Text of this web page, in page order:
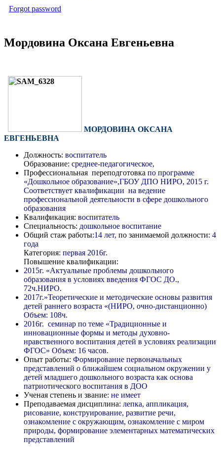
Forgot password
Мордовина Оксана Евгеньевна
МОРДОВИНА ОКСАНА
ЕВГЕНЬЕВНА
Должность: воспитатель
Образование: среднее-педагогическое,
Профессиональная переподготовка по программе
«Дошкольное образование»,ГБОУ ДПО НИРО, 2015 г.
Соответствует квалификации на ведение
профессиональной деятельности в сфере дошкольного
образования
Квалификация: воспитатель
Специальность: дошкольное воспитание
Общий стаж работы:14 лет, по занимаемой должности: 4
года
Категория: первая 2016г.
Повышение квалификации:
2015г. «Актуальные проблемы дошкольного
образования в условиях введения ФГОС ДО.,
72ч.НИРО.
2017г.»Теоретические и методические основы развития
детей раннего возраста «(НИРО, очно-дистанционно)
Объем: 108ч.
2016г. семинар по теме «Традиционные и
инновационные формы и методы духовно-
нравственного воспитания детей в условиях реализации
ФГОС» Объем: 16 часов.
Опыт работы: Формирование первоначальных
представлений о ближайшем социальном окружении у
детей младшего дошкольного возраста как основа
патриотического воспитания в ДОО
Ученая степень и звание: не имеет
Преподаваемая дисциплина: лепка, аппликация,
рисование, конструирование, развитие речи,
ознакомление с окружающим, ознакомление с миром
природы, формирование элементарных математических
представлений